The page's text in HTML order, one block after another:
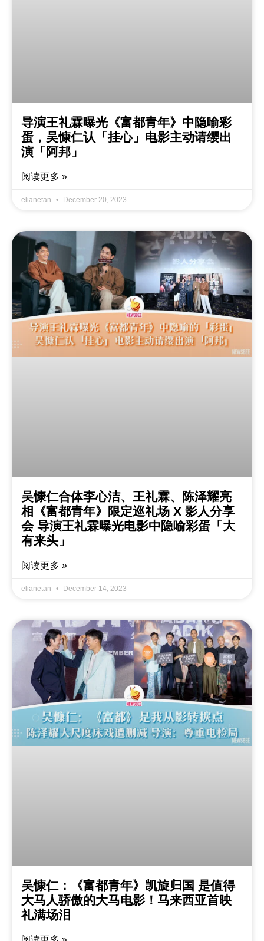
导演王礼霖曝光《富都青年》中隐喻彩
蛋，吴慷仁认「挂心」电影主动请缨出
演「阿邦」
阅读更多 »
elianetan December 20, 2023
吴慷仁合体李心洁、王礼霖、陈泽耀亮
相《富都青年》限定巡礼场 X 影人分享
会 导演王礼霖曝光电影中隐喻彩蛋「大
有来头」
阅读更多 »
elianetan December 14, 2023
吴慷仁：《富都青年》凯旋归国 是值得
大马人骄傲的大马电影！马来西亚首映
礼满场泪